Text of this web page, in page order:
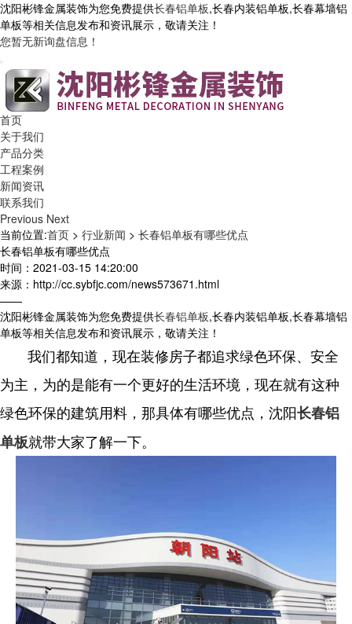
沈阳彬锋金属装饰为您免费提供长春铝单板,长春内装铝单板,长春幕墙铝
单板等相关信息发布和资讯展示，敬请关注！
您暂无新询盘信息！
首页
关于我们
产品分类
工程案例
新闻资讯
联系我们
Previous Next
当前位置:首页 > 行业新闻 > 长春铝单板有哪些优点
长春铝单板有哪些优点
时间：2021-03-15 14:20:00
来源：http://cc.sybfjc.com/news573671.html
——
沈阳彬锋金属装饰为您免费提供长春铝单板,长春内装铝单板,长春幕墙铝
单板等相关信息发布和资讯展示，敬请关注！
我们都知道，现在装修房子都追求绿色环保、安全
为主，为的是能有一个更好的生活环境，现在就有这种
绿色环保的建筑用料，那具体有哪些优点，沈阳长春铝
单板就带大家了解一下。